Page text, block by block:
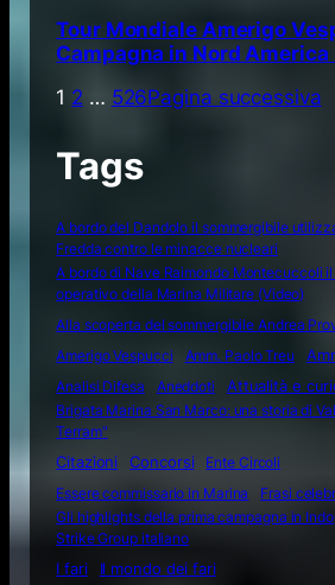
Tour Mondiale Amerigo
Campagna in Nord
1 2 … 526Pagina successiva
Tags
A bordo del Dandolo il sommergibile
Fredda contro le minacce nucleari
A bordo di Nave Raimondo Montecuccoli
operativo della Marina Militare (Video)
Alla scoperta del sommergibile Andrea
Amerigo Vespucci
Amm. Paolo Treu
Analisi Difesa
Aneddoti Attualità e
Brigata Marina San Marco: una storia di
Terram"
Citazioni
Concorsi
Ente Circoli
Essere commissario in Marina
Frasi
Gli highlights della prima campagna in
Strike Group italiano
I fari
Il mondo dei fari